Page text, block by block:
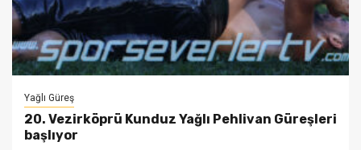
Yağlı Güreş
20. Vezirköprü Kunduz Yağlı Pehlivan Güreşleri
başlıyor